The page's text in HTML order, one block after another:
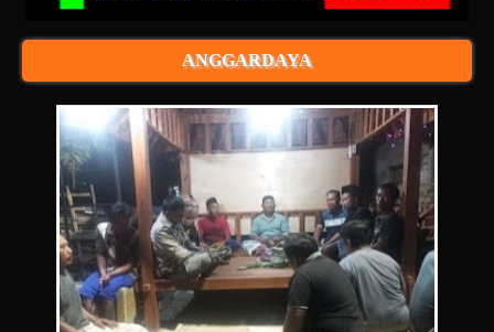
ANGGARDAYA